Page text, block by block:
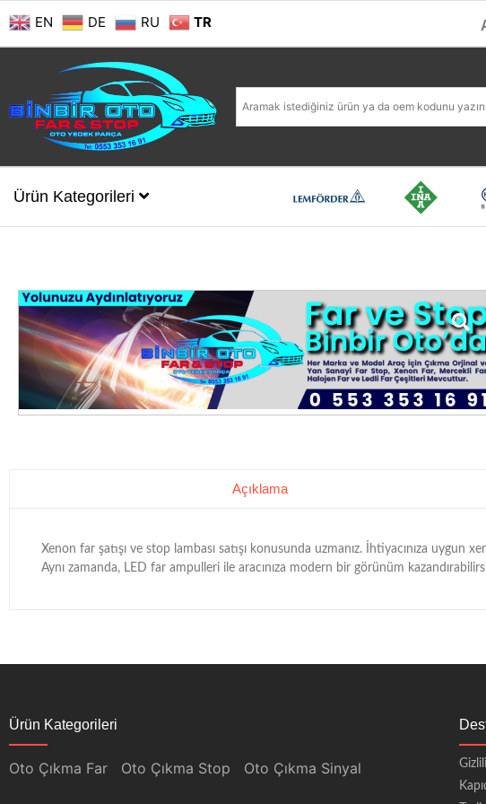
EN DE RU TR
Ürün Kategorileri
Açıklama
Xenon far şatışı ve stop lambası satışı konusunda uzmanız. İhtiyacınıza
Aynı zamanda, LED far ampulleri ile aracınıza modern bir görünüm
Ürün Kategorileri
Oto Çıkma Far Oto Çıkma Stop Oto Çıkma Sinyal